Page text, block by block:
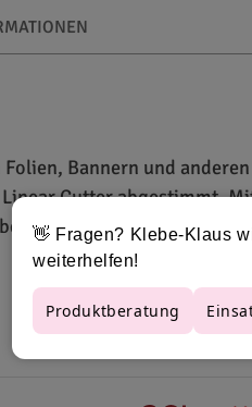
Bannern und anderen
Cutter abgestimmt.
Kompatibel